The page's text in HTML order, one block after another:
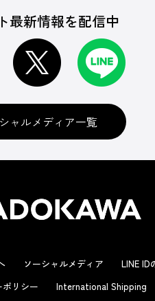
最新情報を配信中
ャルメディア一覧
ソーシャルメディア LINE ID
ポリシー International Shipping